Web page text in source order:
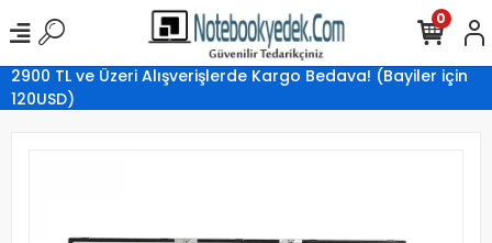
2900 TL ve Üzeri Alışverişlerde Kargo Bedava! (Bayiler için
120USD)
0